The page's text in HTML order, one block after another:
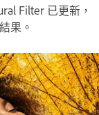
Filter 已更新，
果。